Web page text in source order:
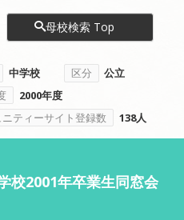
母校検索 Top
中学校 区分
公立
2000年度
ニティーサイト登録数 138人
校2001年卒業生同窓会